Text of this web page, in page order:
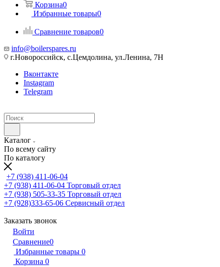
Корзина0
Избранные товары0
Сравнение товаров0
info@boilerspares.ru
г.Новороссийск, с.Цемдолина, ул.Ленина, 7Н
Вконтакте
Instagram
Telegram
Каталог
По всему сайту
По каталогу
+7 (938) 411-06-04
+7 (938) 411-06-04 Торговый отдел
+7 (938) 505-33-35 Торговый отдел
+7 (928)333-65-06 Сервисный отдел
Заказать звонок
Войти
Сравнение0
Избранные товары 0
Корзина 0